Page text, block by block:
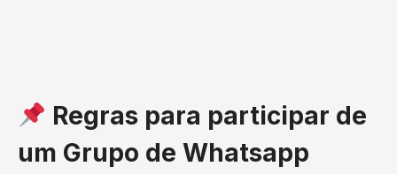
Regras para participar de
um Grupo de Whatsapp